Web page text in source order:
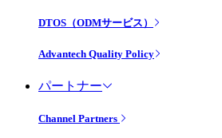
DTOS（ODMサービス）
Advantech Quality Policy
パートナー
Channel Partners